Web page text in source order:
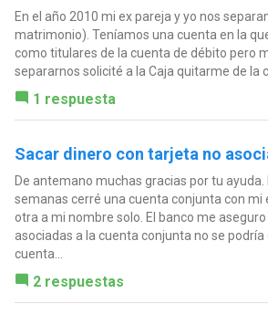
En el año 2010 mi ex pareja y yo nos
matrimonio). Teníamos una cuenta en la
como titulares de la cuenta de débito pero
separarnos solicité a la Caja quitarme de la
1 respuesta
Sacar dinero con tarjeta no
De antemano muchas gracias por tu ayuda.
semanas cerré una cuenta conjunta con mi
otra a mi nombre solo. El banco me
asociadas a la cuenta conjunta no se
cuenta...
2 respuestas